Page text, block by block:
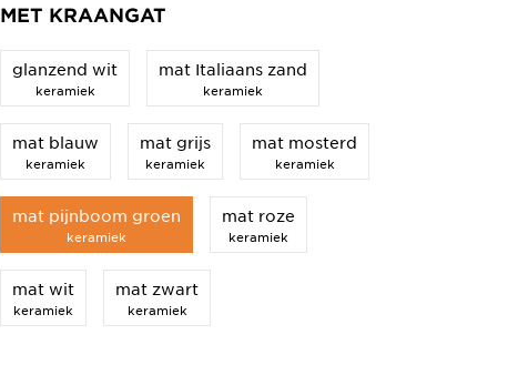
MET KRAANGAT
glanzend wit
keramiek
mat Italiaans zand
keramiek
mat blauw
keramiek
mat grijs
keramiek
mat mosterd
keramiek
mat pijnboom groen
keramiek
mat roze
keramiek
mat wit
keramiek
mat zwart
keramiek